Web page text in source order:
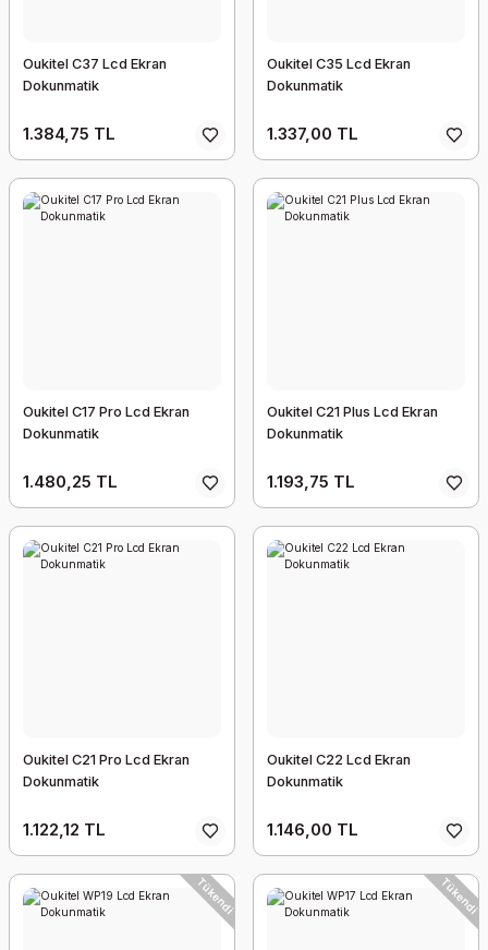
Oukitel C37 Lcd Ekran
Dokunmatik
1.384,75 TL
Oukitel C35 Lcd Ekran
Dokunmatik
1.337,00 TL
Oukitel C17 Pro Lcd Ekran
Dokunmatik
1.480,25 TL
Oukitel C21 Plus Lcd Ekran
Dokunmatik
1.193,75 TL
Oukitel C21 Pro Lcd Ekran
Dokunmatik
1.122,12 TL
Oukitel C22 Lcd Ekran
Dokunmatik
1.146,00 TL
Tükendi Tükendi